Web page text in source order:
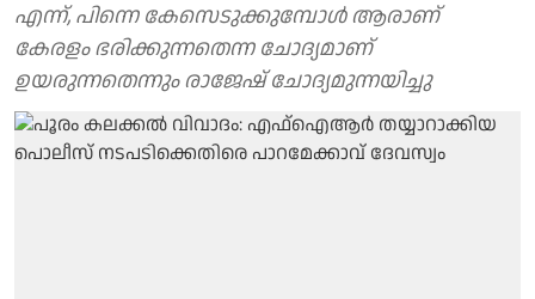
എന്ന്, പിന്നെ കേസെടുക്കുമ്പോൾ ആരാണ്
കേരളം ഭരിക്കുന്നതെന്ന ചോദ്യമാണ്
ഉയരുന്നതെന്നും രാജേഷ് ചോദ്യമുന്നയിച്ചു